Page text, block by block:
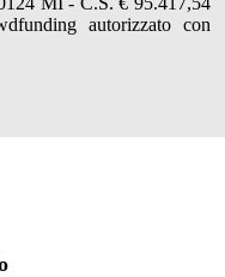
autorizzato con